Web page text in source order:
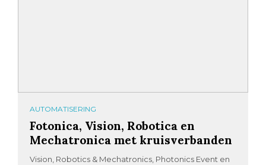
AUTOMATISERING
Fotonica, Vision, Robotica en
Mechatronica met kruisverbanden
Vision, Robotics & Mechatronics, Photonics Event en